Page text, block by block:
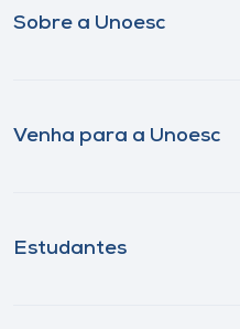
Sobre a Unoesc
Venha para a Unoesc
Estudantes